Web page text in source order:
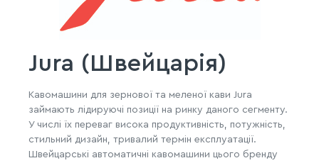
Jura (Швейцарія)
Кавомашини для зернової та меленої кави Jura
займають лідируючі позиції на ринку даного сегменту.
У числі їх переваг висока продуктивність, потужність,
стильний дизайн, тривалий термін експлуатації.
Швейцарські автоматичні кавомашини цього бренду